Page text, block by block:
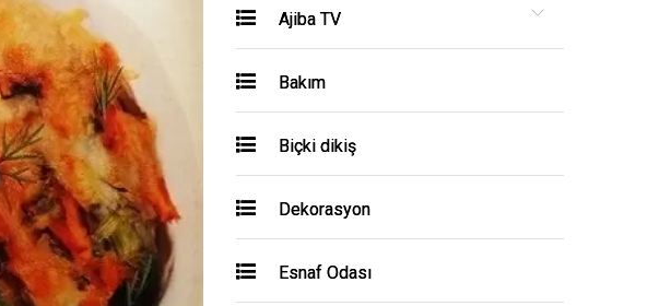
Ajiba TV
Bakım
Biçki dikiş
Dekorasyon
Esnaf Odası